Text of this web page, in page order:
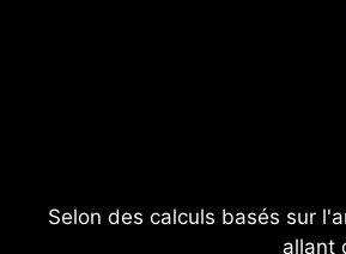
Selon des calculs basés sur
allant